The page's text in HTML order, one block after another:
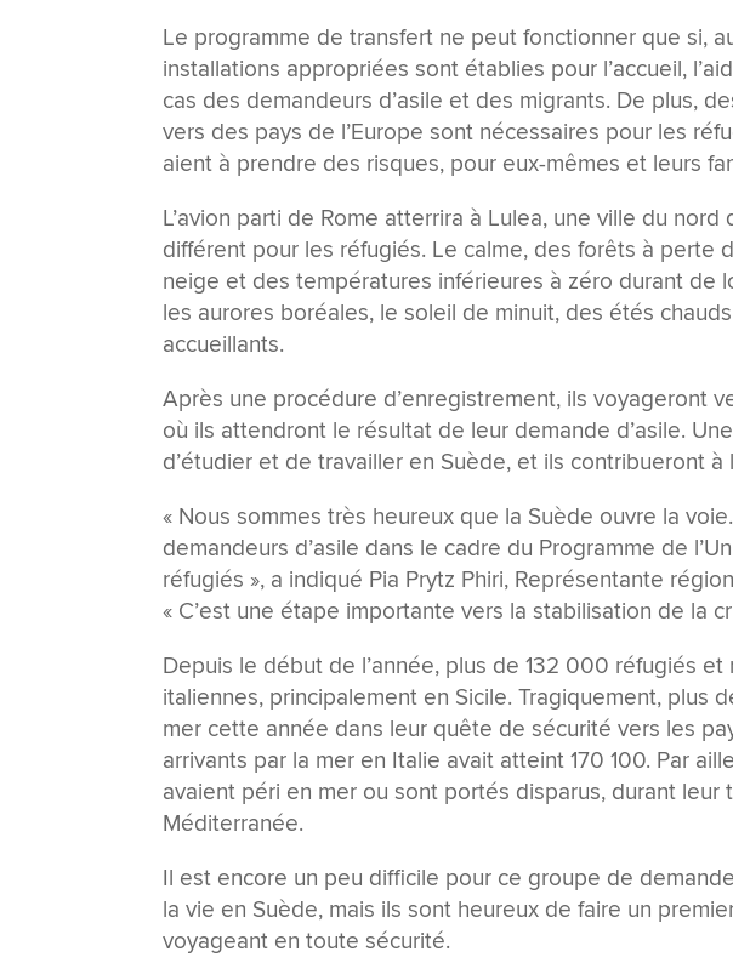
Le programme de transfert ne peut fonctionner que si,
installations appropriées sont établies pour l’accueil,
cas des demandeurs d’asile et des migrants. De plus,
vers des pays de l’Europe sont nécessaires pour les
aient à prendre des risques, pour eux-mêmes et leurs
L’avion parti de Rome atterrira à Lulea, une ville du
différent pour les réfugiés. Le calme, des forêts à perte
neige et des températures inférieures à zéro durant de
les aurores boréales, le soleil de minuit, des étés
accueillants.
Après une procédure d’enregistrement, ils voyageront
où ils attendront le résultat de leur demande d’asile.
d’étudier et de travailler en Suède, et ils contribueront
« Nous sommes très heureux que la Suède ouvre la
demandeurs d’asile dans le cadre du Programme de
réfugiés », a indiqué Pia Prytz Phiri, Représentante
« C’est une étape importante vers la stabilisation de la
Depuis le début de l’année, plus de 132 000 réfugiés
italiennes, principalement en Sicile. Tragiquement, plus
mer cette année dans leur quête de sécurité vers les
arrivants par la mer en Italie avait atteint 170 100. Par
avaient péri en mer ou sont portés disparus, durant
Méditerranée.
Il est encore un peu difficile pour ce groupe de
la vie en Suède, mais ils sont heureux de faire un
voyageant en toute sécurité.